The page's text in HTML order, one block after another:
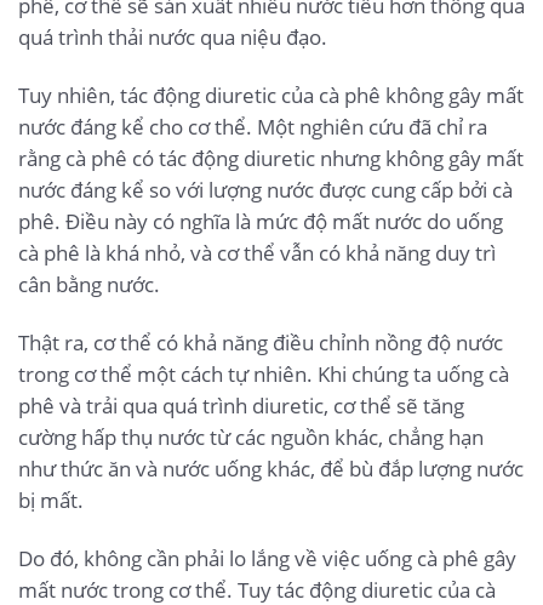
phê, cơ thể sẽ sản xuất nhiều nước tiểu hơn thông qua
quá trình thải nước qua niệu đạo.
Tuy nhiên, tác động diuretic của cà phê không gây mất
nước đáng kể cho cơ thể. Một nghiên cứu đã chỉ ra
rằng cà phê có tác động diuretic nhưng không gây mất
nước đáng kể so với lượng nước được cung cấp bởi cà
phê. Điều này có nghĩa là mức độ mất nước do uống
cà phê là khá nhỏ, và cơ thể vẫn có khả năng duy trì
cân bằng nước.
Thật ra, cơ thể có khả năng điều chỉnh nồng độ nước
trong cơ thể một cách tự nhiên. Khi chúng ta uống cà
phê và trải qua quá trình diuretic, cơ thể sẽ tăng
cường hấp thụ nước từ các nguồn khác, chẳng hạn
như thức ăn và nước uống khác, để bù đắp lượng nước
bị mất.
Do đó, không cần phải lo lắng về việc uống cà phê gây
mất nước trong cơ thể. Tuy tác động diuretic của cà